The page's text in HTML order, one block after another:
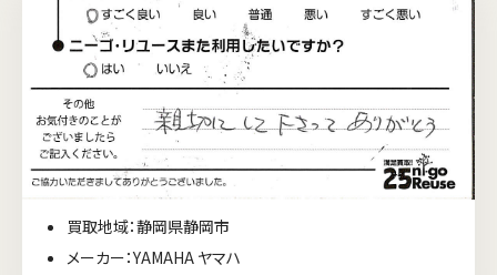
買取地域：静岡県静岡市
メーカー：YAMAHA ヤマハ